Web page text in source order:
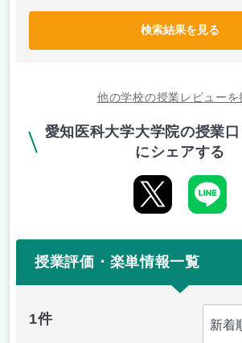
検索結果を見る
他の学校の授業レビューを
愛知医科大学大学院の授業
にシェアする
授業評価・楽単情報一覧
1件